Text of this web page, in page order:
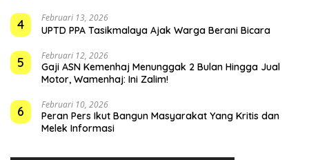
4 Februari 13, 2026
UPTD PPA Tasikmalaya Ajak Warga Berani Bicara
5 Februari 12, 2026
Gaji ASN Kemenhaj Menunggak 2 Bulan Hingga Jual
Motor, Wamenhaj: Ini Zalim!
6 Februari 10, 2026
Peran Pers Ikut Bangun Masyarakat Yang Kritis dan
Melek Informasi